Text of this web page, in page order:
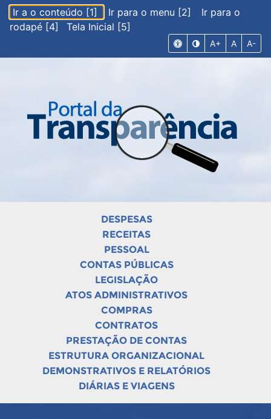
Ir a o conteúdo [1] Ir para o menu [2]
Ir para o
rodapé [4]
Tela Inicial [5]
A+ A A-
DESPESAS
RECEITAS
PESSOAL
CONTAS PÚBLICAS
LEGISLAÇÃO
ATOS ADMINISTRATIVOS
COMPRAS
CONTRATOS
PRESTAÇÃO DE CONTAS
ESTRUTURA ORGANIZACIONAL
DEMONSTRATIVOS E RELATÓRIOS
DIÁRIAS E VIAGENS